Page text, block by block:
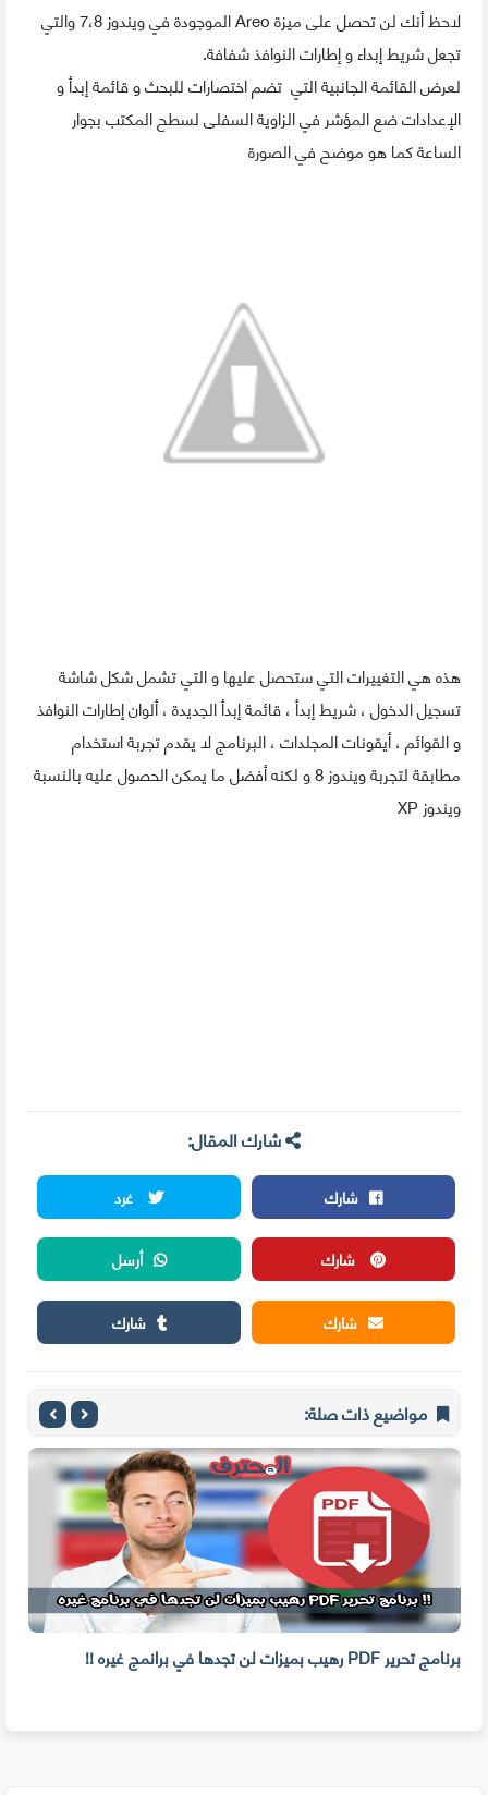
لاحظ أنك لن تحصل على ميزة Areo الموجودة في ويندوز 7،8 والتي
تجعل شريط إبداء و إطارات النوافذ شفافة.
لعرض القائمة الجانبية التي تضم اختصارات للبحث و قائمة إبدأ و
الإعدادات ضع المؤشر في الزاوية السفلى لسطح المكتب بجوار
الساعة كما هو موضح في الصورة
هذه هي التغييرات التي ستحصل عليها و التي تشمل شكل شاشة
تسجيل الدخول ، شريط إبدأ ، قائمة إبدأ الجديدة ، ألوان إطارات النوافذ
و القوائم ، أيقونات المجلدات ، البرنامج لا يقدم تجربة استخدام
مطابقة لتجربة ويندوز 8 و لكنه أفضل ما يمكن الحصول عليه بالنسبة
ويندوز XP
شارك المقال:
شارك
غرد
شارك
أرسل
شارك
شارك
مواضيع ذات صلة:
برنامج تحرير PDF رهيب بميزات لن تجدها في برانمج غيره !!